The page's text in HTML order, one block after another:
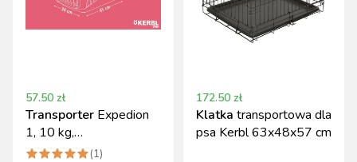
57.50 zł
Transporter Expedion
1, 10 kg,
kremowa/ciemnobrązowa,
(1)
172.50 zł
Klatka transportowa dla
psa Kerbl 63x48x57 cm